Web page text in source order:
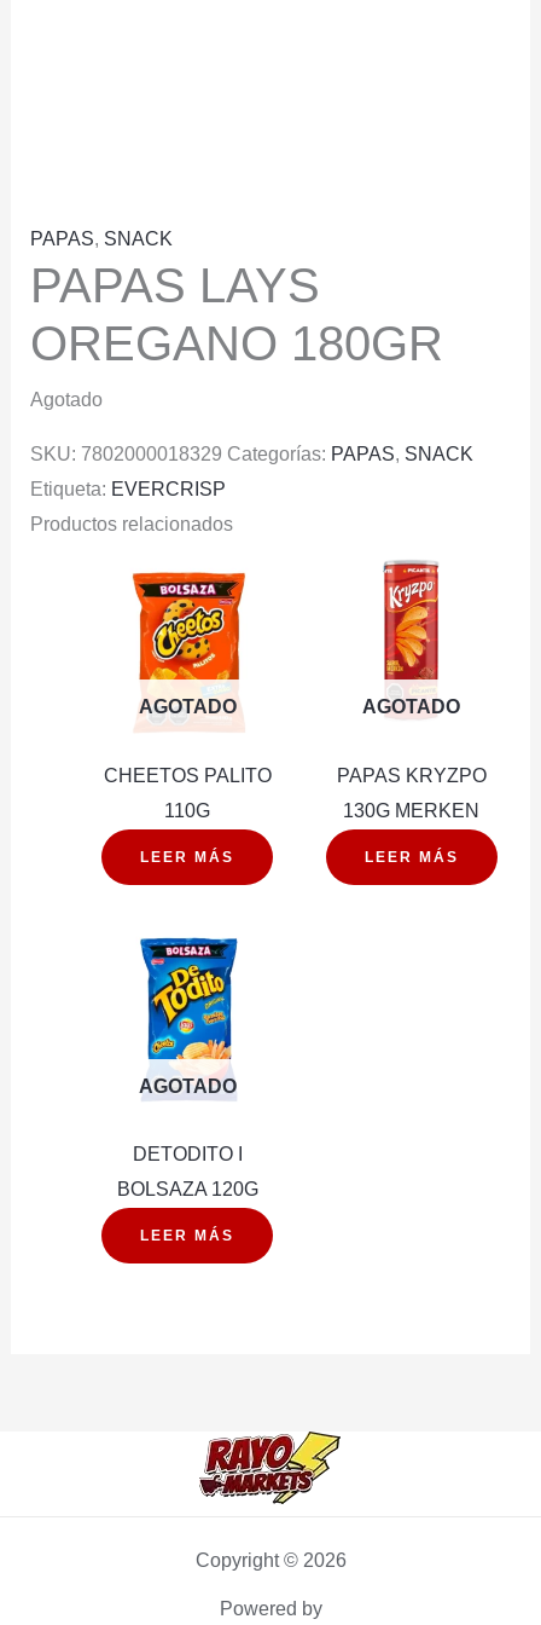
PAPAS, SNACK
PAPAS LAYS
OREGANO 180GR
Agotado
SKU: 7802000018329 Categorías: PAPAS, SNACK
Etiqueta: EVERCRISP
Productos relacionados
AGOTADO
CHEETOS PALITO
110G
LEER MÁS
AGOTADO
PAPAS KRYZPO
130G MERKEN
LEER MÁS
AGOTADO
DETODITO I
BOLSAZA 120G
LEER MÁS
Copyright © 2026
Powered by